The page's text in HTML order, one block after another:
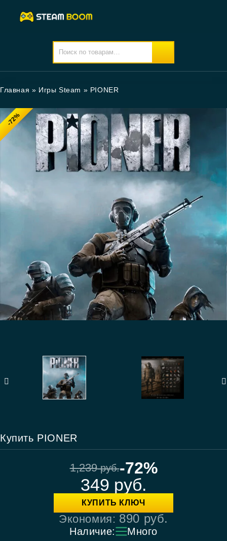
Главная » Игры Steam » PIONER
-72%
Купить PIONER
1,239руб.-72%
349 руб.
КУПИТЬ КЛЮЧ
Экономия: 890 руб.
Наличие: Много